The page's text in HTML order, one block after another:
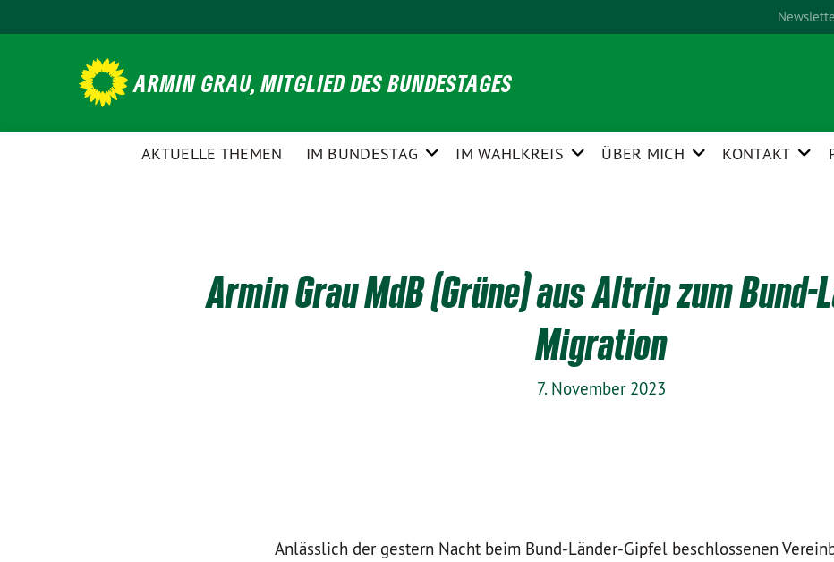
zum
ARMIN GRAU, MITGLIED DES BUNDESTAGES
AKTUELLE THEMEN IM BUNDESTAG IM WAHLKREIS ÜBER MICH KONTAKT
Armin Grau MdB (Grüne) aus Altrip zum Bund-
Migration
7. November 2023
Anlässlich der gestern Nacht beim Bund-Länder-Gipfel beschlossenen